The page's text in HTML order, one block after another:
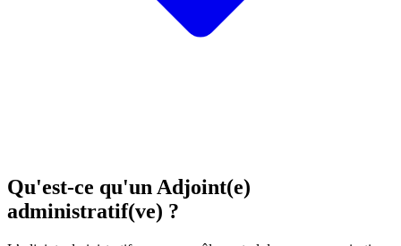
Qu'est-ce qu'un Adjoint(e)
administratif(ve) ?